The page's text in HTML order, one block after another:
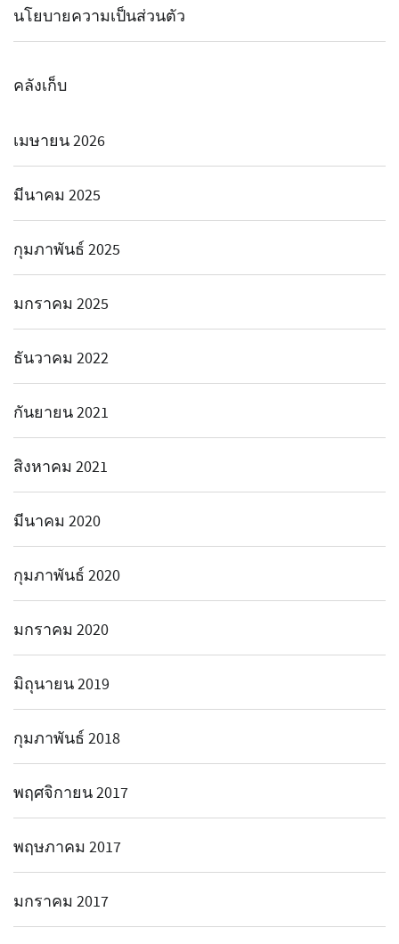
นโยบายความเป็นส่วนตัว
คลังเก็บ
เมษายน 2026
มีนาคม 2025
กุมภาพันธ์ 2025
มกราคม 2025
ธันวาคม 2022
กันยายน 2021
สิงหาคม 2021
มีนาคม 2020
กุมภาพันธ์ 2020
มกราคม 2020
มิถุนายน 2019
กุมภาพันธ์ 2018
พฤศจิกายน 2017
พฤษภาคม 2017
มกราคม 2017